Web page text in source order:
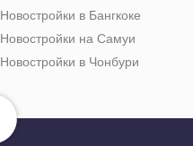
Новостройки в Бангкоке
Новостройки на Самуи
Новостройки в Чонбури